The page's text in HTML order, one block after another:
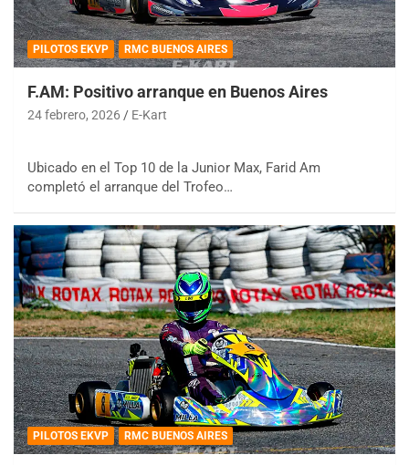
PILOTOS EKVP RMC BUENOS AIRES
F.AM: Positivo arranque en Buenos Aires
24 febrero, 2026 E-Kart
Ubicado en el Top 10 de la Junior Max, Farid Am
completó el arranque del Trofeo…
PILOTOS EKVP RMC BUENOS AIRES